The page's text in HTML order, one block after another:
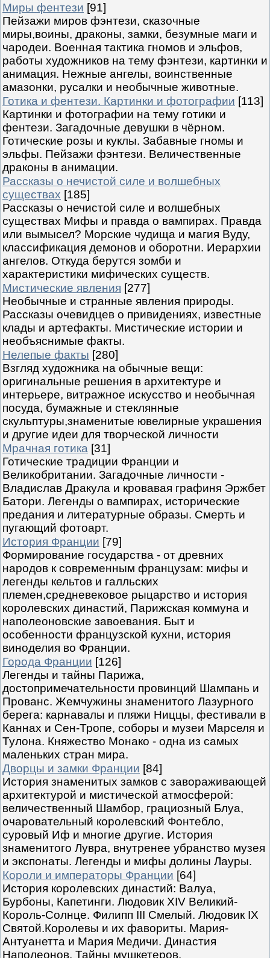
Миры фентези [91]
Пейзажи миров фэнтези, сказочные
миры,воины, драконы, замки, безумные маги и
чародеи. Военная тактика гномов и эльфов,
работы художников на тему фэнтези, картинки и
анимация. Нежные ангелы, воинственные
амазонки, русалки и необычные животные.
Готика и фентези. Картинки и фотографии [113]
Картинки и фотографии на тему готики и
фентези. Загадочные девушки в чёрном.
Готические розы и куклы. Забавные гномы и
эльфы. Пейзажи фэнтези. Величественные
драконы в анимации.
Рассказы о нечистой силе и волшебных
существах [185]
Рассказы о нечистой силе и волшебных
существах Мифы и правда о вампирах. Правда
или вымысел? Морские чудища и магия Вуду,
классификация демонов и оборотни. Иерархии
ангелов. Откуда берутся зомби и
характеристики мифических существ.
Мистические явления [277]
Необычные и странные явления природы.
Рассказы очевидцев о привидениях, известные
клады и артефакты. Мистические истории и
необъяснимые факты.
Нелепые факты [280]
Взгляд художника на обычные вещи:
оригинальные решения в архитектуре и
интерьере, витражное искусство и необычная
посуда, бумажные и стеклянные
скульптуры,знаменитые ювелирные украшения
и другие идеи для творческой личности
Мрачная готика [31]
Готические традиции Франции и
Великобритании. Загадочные личности -
Владислав Дракула и кровавая графиня Эржбет
Батори. Легенды о вампирах, исторические
предания и литературные образы. Смерть и
пугающий фотоарт.
История Франции [79]
Формирование государства - от древних
народов к современным французам: мифы и
легенды кельтов и галльских
племен,средневековое рыцарство и история
королевских династий, Парижская коммуна и
наполеоновские завоевания. Быт и
особенности французской кухни, история
виноделия во Франции.
Города Франции [126]
Легенды и тайны Парижа,
достопримечательности провинций Шампань и
Прованс. Жемчужины знаменитого Лазурного
берега: карнавалы и пляжи Ниццы, фестивали в
Каннах и Сен-Тропе, соборы и музеи Марселя и
Тулона. Княжество Монако - одна из самых
маленьких стран мира.
Дворцы и замки Франции [84]
История знаменитых замков с завораживающей
архитектурой и мистической атмосферой:
величественный Шамбор, грациозный Блуа,
очаровательный королевский Фонтебло,
суровый Иф и многие другие. История
знаменитого Лувра, внутренее убранство музея
и экспонаты. Легенды и мифы долины Лауры.
Короли и императоры Франции [64]
История королевских династий: Валуа,
Бурбоны, Капетинги. Людовик XIV Великий-
Король-Солнце. Филипп III Смелый. Людовик IX
Святой.Королевы и их фавориты. Мария-
Антуанетта и Мария Медичи. Династия
Наполеонов. Тайны мушкетеров.